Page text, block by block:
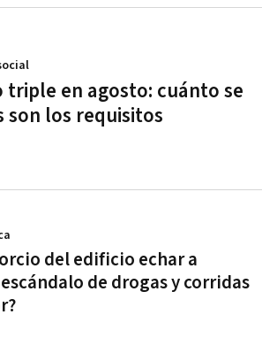
triple en agosto: cuánto se
son los requisitos
del edificio echar a
de drogas y corridas